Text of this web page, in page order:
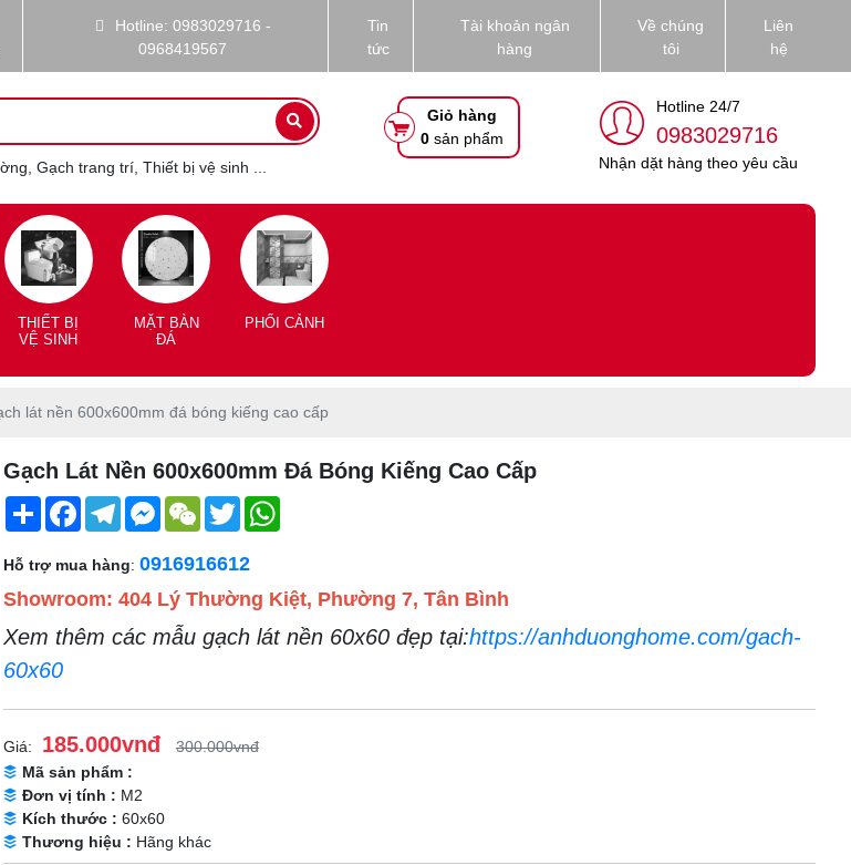
Hotline: 0983029716 -
0968419567
Tin
tức
Tài khoản ngân
hàng
Về chúng
tôi
Liên
hệ
Gạch trang trí, Thiết bị vệ sinh ...
Giỏ hàng
0 sản phẩm
Hotline 24/7
0983029716
Nhận dặt hàng theo yêu cầu
THIẾT BỊ
VỆ SINH
MẶT BÀN
ĐÁ
PHỐI CẢNH
lát nền 600x600mm đá bóng kiếng cao cấp
Gạch Lát Nền 600x600mm Đá Bóng Kiếng Cao Cấp
ShareFacebookTelegramMessenger
WeChatTwitterWhatsApp
Hỗ trợ mua hàng: 0916916612
Showroom: 404 Lý Thường Kiệt, Phường 7, Tân Bình
Xem thêm các mẫu gạch lát nền 60x60 đẹp tại:https://anhduonghome.com/gach-
60x60
Giá: 185.000vnđ
300.000vnđ
Mã sản phẩm :
Đơn vị tính : M2
Kích thước : 60x60
Thương hiệu : Hãng khác